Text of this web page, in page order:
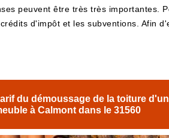
peuvent être très très importantes.
d'impôt et les subventions. Afin
du démoussage de la toiture d'un
à Calmont dans le 31560